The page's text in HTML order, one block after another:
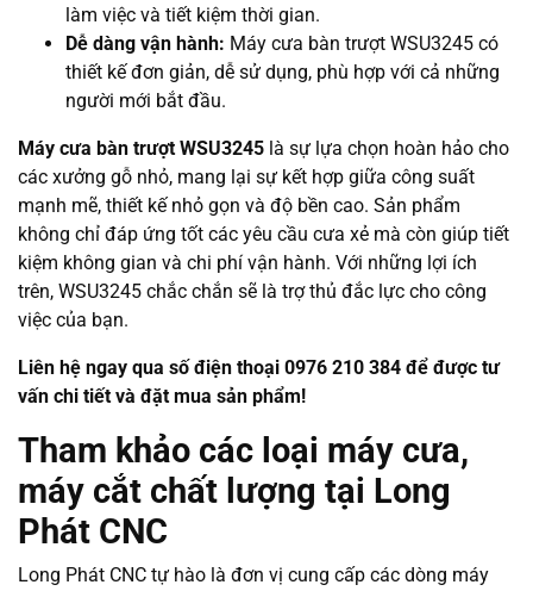
làm việc và tiết kiệm thời gian.
Dễ dàng vận hành: Máy cưa bàn trượt WSU3245 có
thiết kế đơn giản, dễ sử dụng, phù hợp với cả những
người mới bắt đầu.
Máy cưa bàn trượt WSU3245 là sự lựa chọn hoàn hảo cho
các xưởng gỗ nhỏ, mang lại sự kết hợp giữa công suất
mạnh mẽ, thiết kế nhỏ gọn và độ bền cao. Sản phẩm
không chỉ đáp ứng tốt các yêu cầu cưa xẻ mà còn giúp tiết
kiệm không gian và chi phí vận hành. Với những lợi ích
trên, WSU3245 chắc chắn sẽ là trợ thủ đắc lực cho công
việc của bạn.
Liên hệ ngay qua số điện thoại 0976 210 384 để được tư
vấn chi tiết và đặt mua sản phẩm!
Tham khảo các loại máy cưa,
máy cắt chất lượng tại Long
Phát CNC
Long Phát CNC tự hào là đơn vị cung cấp các dòng máy